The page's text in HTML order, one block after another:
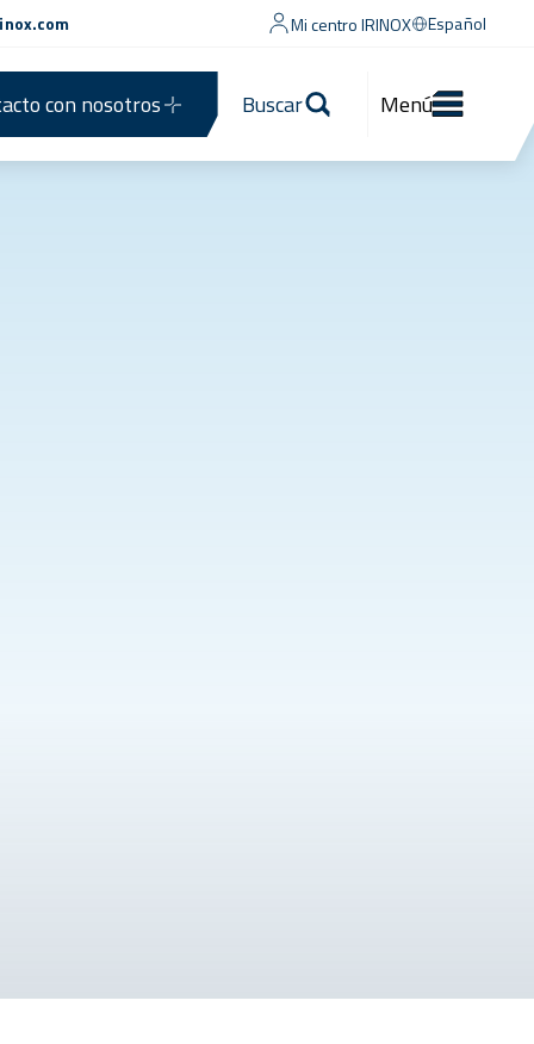
Mi centro IRINOX Español
con nosotros Buscar Menú